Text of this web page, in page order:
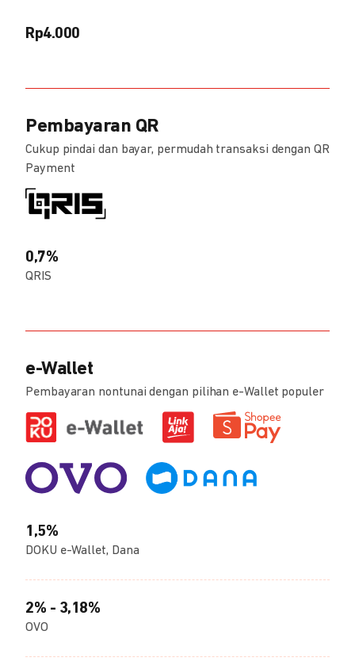
Rp4.000
Pembayaran QR
Cukup pindai dan bayar, permudah transaksi dengan QR
Payment
0,7%
QRIS
e-Wallet
Pembayaran nontunai dengan pilihan e-Wallet populer
1,5%
DOKU e-Wallet, Dana
2% - 3,18%
OVO